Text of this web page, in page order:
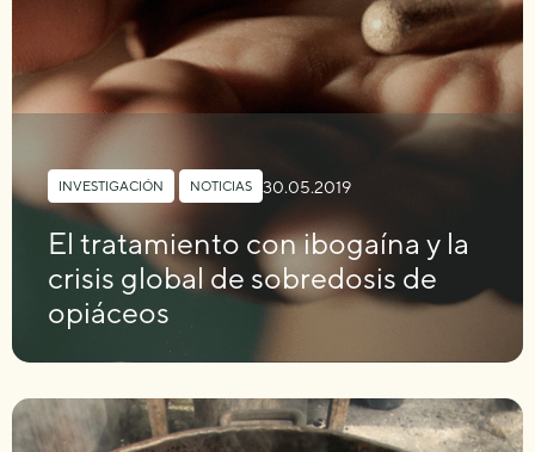
INVESTIGACIÓN NOTICIAS 30.05.2019
El tratamiento con ibogaína y la
crisis global de sobredosis de
opiáceos